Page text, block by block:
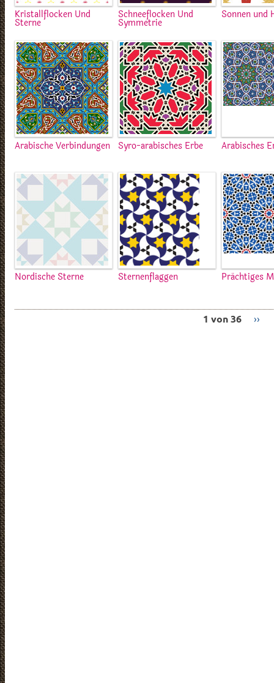
Kristallflocken Und
Sterne
Schneeflocken Und
Symmetrie
Sonnen und
Arabische Verbindungen Syro-arabisches Erbe Arabisches
Nordische Sterne Sternenflaggen Prächtiges
1 von 36 ››